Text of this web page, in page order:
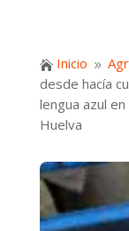
 Inicio 9
desde hacía
lengua azul
Huelva